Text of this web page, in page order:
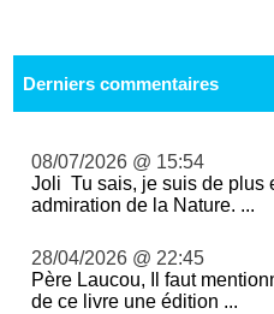
Derniers commentaires
08/07/2026 @ 15:54
Joli Tu sais, je suis de plus
admiration de la Nature. ...
28/04/2026 @ 22:45
Père Laucou, Il faut
de ce livre une édition ...